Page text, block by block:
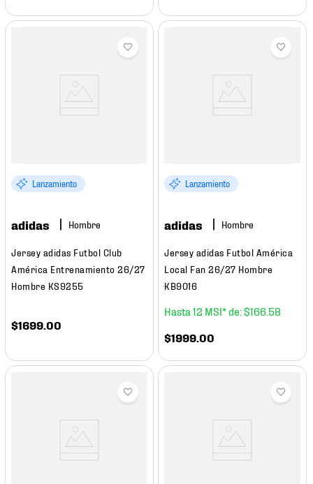
Lanzamiento
adidas Hombre
Jersey adidas Futbol Club
América Entrenamiento 26/27
Hombre KS9255
$1699 .00
Lanzamiento
adidas Hombre
Jersey adidas Futbol América
Local Fan 26/27 Hombre
KB9016
12 $166 58
$1999 .00